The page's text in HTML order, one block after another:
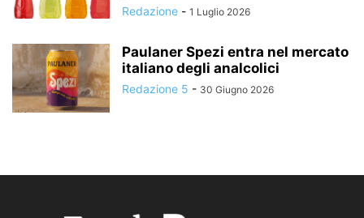
Redazione - 1 Luglio 2026
Paulaner Spezi entra nel mercato
italiano degli analcolici
Redazione 5 - 30 Giugno 2026